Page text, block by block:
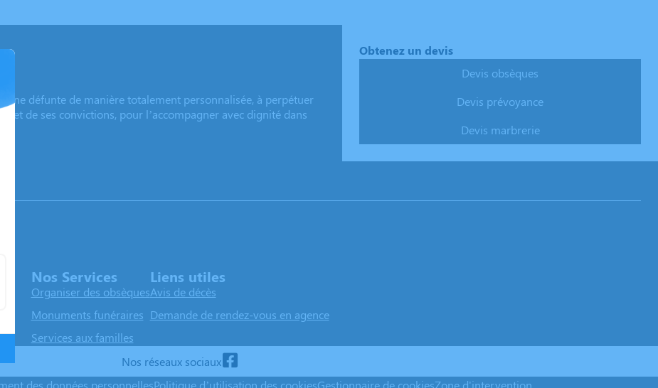
défunte de manière totalement personnalisée, à perpétuer
et de ses convictions, pour l’accompagner avec dignité dans
Obtenez un devis
Devis obsèques
Devis prévoyance
Devis marbrerie
Nos Services
Organiser des obsèques
Monuments funéraires
Services aux familles
Liens utiles
Avis de décès
Demande de rendez-vous en agence
Nos réseaux sociaux
des données personnellesPolitique d’utilisation des cookiesGestionnaire de cookiesZone d'intervention